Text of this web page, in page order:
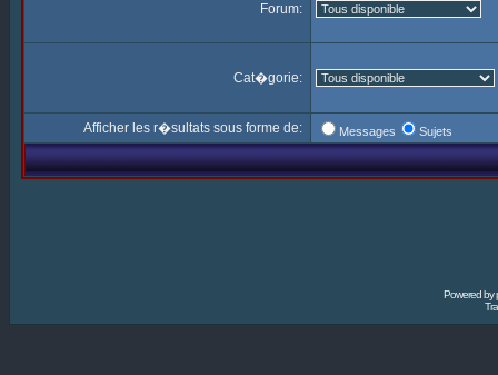
Forum:
Cat�gorie:
Afficher les r�sultats sous forme de: Messages Sujets
Powered by